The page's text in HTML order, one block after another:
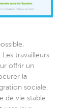
travailleurs
offrir un
la
sociale.
de vie stable